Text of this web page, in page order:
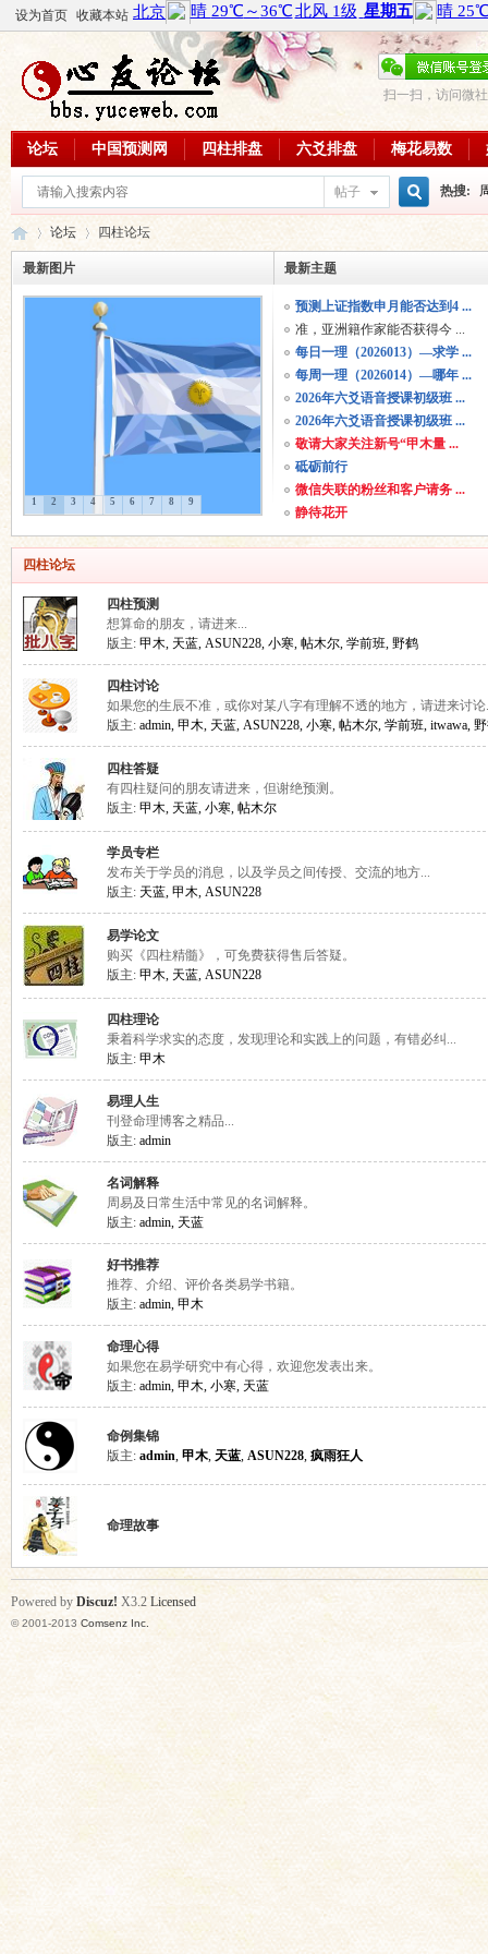
设为首页 收藏本站
扫一扫，访问微
论坛 中国预测网 四柱排盘 六爻排盘 梅花易数
帖子
索
热搜:
周易教
友
坛
论坛 四柱论坛
最新图片
1 2 3 4 5 6 7 8 9
最新主题
预测上证指数申月能否达到4 ...
准，亚洲籍作家能否获得今 ...
每日一理（2026013）—求学 ...
每周一理（2026014）—哪年 ...
2026年六爻语音授课初级班 ...
2026年六爻语音授课初级班 ...
敬请大家关注新号“甲木量 ...
砥砺前行
微信失联的粉丝和客户请务 ...
静待花开
四柱论坛
四柱预测
想算命的朋友，请进来...
版主: 甲木, 天蓝, ASUN228, 小寒, 帖木尔, 学前班, 野鹤
四柱讨论
如果您的生辰不准，或你对某八字有理解不透的地方，请进来讨论
版主: admin, 甲木, 天蓝, ASUN228, 小寒, 帖木尔, 学前班, itwawa,
四柱答疑
有四柱疑问的朋友请进来，但谢绝预测。
版主: 甲木, 天蓝, 小寒, 帖木尔
学员专栏
发布关于学员的消息，以及学员之间传授、交流的地方...
版主: 天蓝, 甲木, ASUN228
易学论文
购买《四柱精髓》，可免费获得售后答疑。
版主: 甲木, 天蓝, ASUN228
四柱理论
秉着科学求实的态度，发现理论和实践上的问题，有错必纠...
版主: 甲木
易理人生
刊登命理博客之精品...
版主: admin
名词解释
周易及日常生活中常见的名词解释。
版主: admin, 天蓝
好书推荐
推荐、介绍、评价各类易学书籍。
版主: admin, 甲木
命理心得
如果您在易学研究中有心得，欢迎您发表出来。
版主: admin, 甲木, 小寒, 天蓝
命例集锦
版主: admin, 甲木, 天蓝, ASUN228, 疯雨狂人
命理故事
Powered by Discuz! X3.2 Licensed
© 2001-2013 Comsenz Inc.